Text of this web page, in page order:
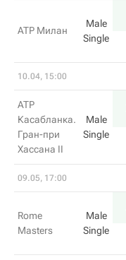
ATP Милан
Male
Single
10.04, 15:00
ATP
Касабланка.
Гран-при
Хассана II
Male
Single
09.05, 17:00
Rome
Masters
Male
Single